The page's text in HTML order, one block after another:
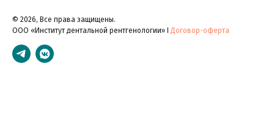
© 2026, Все права защищены.
ООО «Институт дентальной рентгенологии» I Договор-оферта